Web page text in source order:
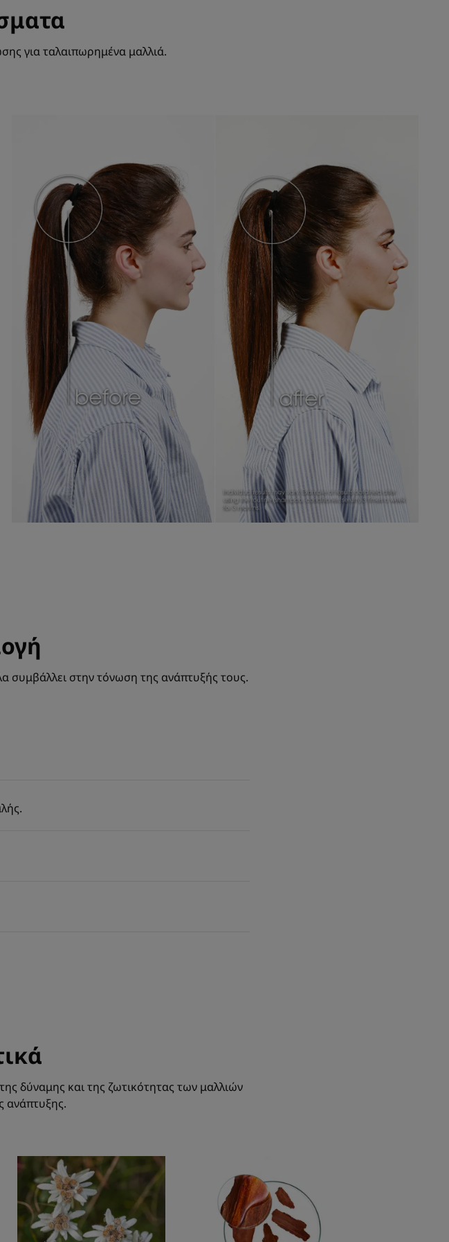
για ταλαιπωρημένα μαλλιά.
συμβάλλει στην τόνωση της ανάπτυξής τους.
δύναμης και της ζωτικότητας των μαλλιών
ανάπτυξης.